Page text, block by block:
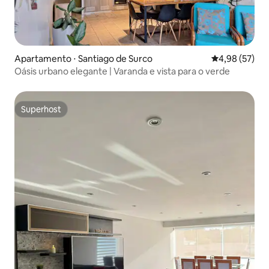
Apartamento ⋅ Santiago de Surco 4,98 de uma
4,98 (57)
Oásis urbano elegante | Varanda e vista para o verde
Superhost
Superhost